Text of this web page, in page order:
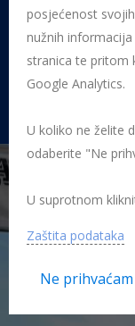
051 212 442
Pon - Pet
Rujevica 9/1,
Početna Posljednje
Cilj
posjećenost
nužnih
stranica te pritom
Google Analytics.
U koliko ne želite
odaberite "Ne
U suprotnom
Zaštita podataka
Ne prihvaćam